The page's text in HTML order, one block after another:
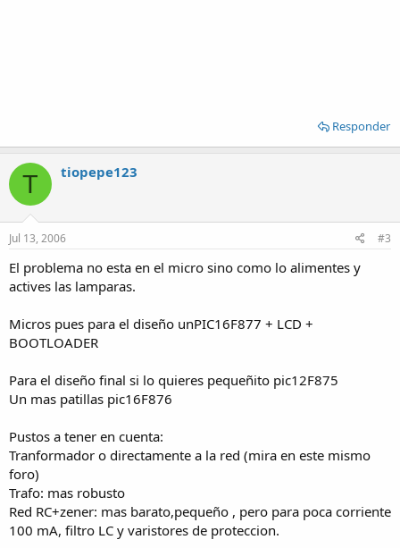
Responder
T tiopepe123
Jul 13, 2006 #3
El problema no esta en el micro sino como lo alimentes y
actives las lamparas.
Micros pues para el diseño unPIC16F877 + LCD +
BOOTLOADER
Para el diseño final si lo quieres pequeñito pic12F875
Un mas patillas pic16F876
Pustos a tener en cuenta:
Tranformador o directamente a la red (mira en este mismo
foro)
Trafo: mas robusto
Red RC+zener: mas barato,pequeño , pero para poca corriente
100 mA, filtro LC y varistores de proteccion.